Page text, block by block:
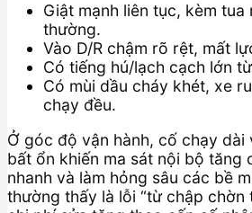
Giật mạnh liên tục, kèm
thường.
Vào D/R chậm rõ rệt, mất
Có tiếng hú/lạch cạch lớn
Có mùi dầu cháy khét, xe
chạy đều.
Ở góc độ vận hành, cố chạy dài
bất ổn khiến ma sát nội bộ tăng
nhanh và làm hỏng sâu các bề
thường thấy là lỗi “từ chập chờn